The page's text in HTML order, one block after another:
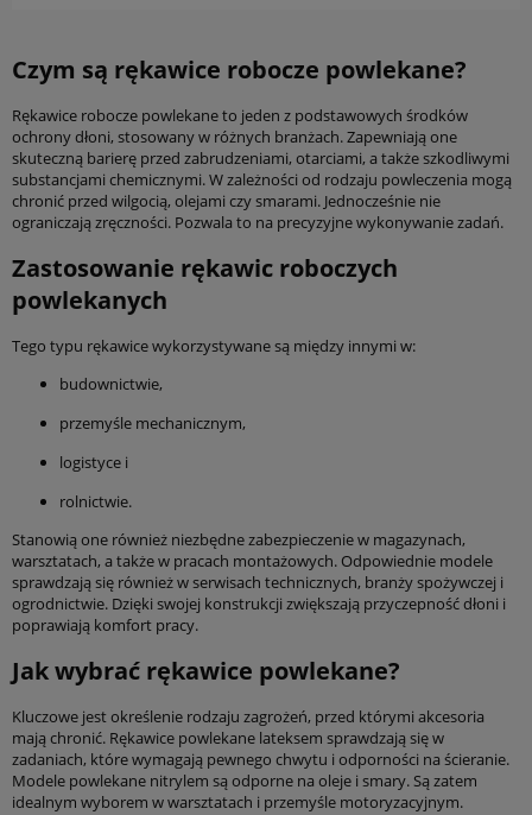
Czym są rękawice robocze powlekane?
Rękawice robocze powlekane to jeden z podstawowych środków
ochrony dłoni, stosowany w różnych branżach. Zapewniają one
skuteczną barierę przed zabrudzeniami, otarciami, a także szkodliwymi
substancjami chemicznymi. W zależności od rodzaju powleczenia mogą
chronić przed wilgocią, olejami czy smarami. Jednocześnie nie
ograniczają zręczności. Pozwala to na precyzyjne wykonywanie zadań.
Zastosowanie rękawic roboczych
powlekanych
Tego typu rękawice wykorzystywane są między innymi w:
budownictwie,
przemyśle mechanicznym,
logistyce i
rolnictwie.
Stanowią one również niezbędne zabezpieczenie w magazynach,
warsztatach, a także w pracach montażowych. Odpowiednie modele
sprawdzają się również w serwisach technicznych, branży spożywczej i
ogrodnictwie. Dzięki swojej konstrukcji zwiększają przyczepność dłoni i
poprawiają komfort pracy.
Jak wybrać rękawice powlekane?
Kluczowe jest określenie rodzaju zagrożeń, przed którymi akcesoria
mają chronić. Rękawice powlekane lateksem sprawdzają się w
zadaniach, które wymagają pewnego chwytu i odporności na ścieranie.
Modele powlekane nitrylem są odporne na oleje i smary. Są zatem
idealnym wyborem w warsztatach i przemyśle motoryzacyjnym.